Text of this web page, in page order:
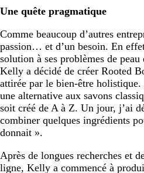
Une quête pragmatique
Comme beaucoup d’autres
passion… et d’un besoin. En
solution à ses problèmes de
Kelly a décidé de créer Rooted
attirée par le bien-être holistique.
une alternative aux savons
soit créé de A à Z. Un jour, j’ai
combiner quelques ingrédients
donnait ».
Après de longues recherches et
ligne, Kelly a commencé à